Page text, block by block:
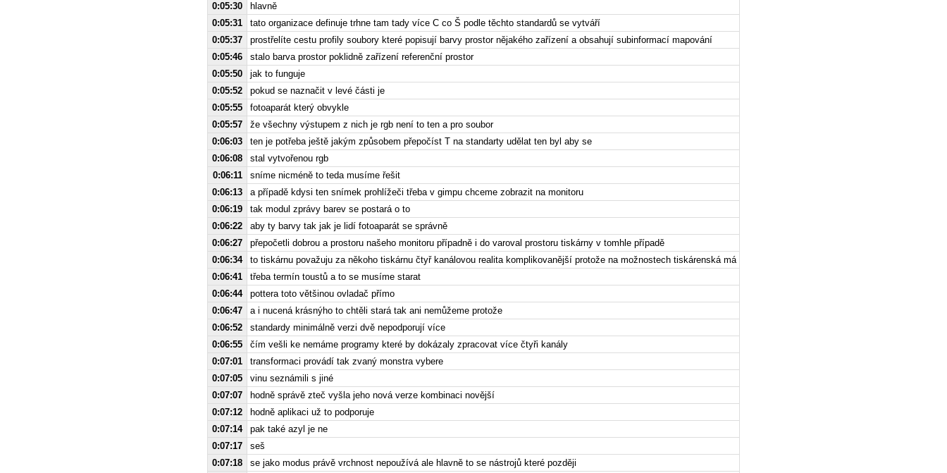
0:05:30
hlavně
0:05:31
tato organizace definuje trhne tam tady více C co Š podle těchto standardů se vytváří
0:05:37
prostřelíte cestu profily soubory které popisují barvy prostor nějakého zařízení a obsahují subinformací mapování
0:05:46
stalo barva prostor poklidně zařízení referenční prostor
0:05:50
jak to funguje
0:05:52
pokud se naznačit v levé části je
0:05:55
fotoaparát který obvykle
0:05:57
že všechny výstupem z nich je rgb není to ten a pro soubor
0:06:03
ten je potřeba ještě jakým způsobem přepočíst T na standarty udělat ten byl aby se
0:06:08
stal vytvořenou rgb
0:06:11
sníme nicméně to teda musíme řešit
0:06:13
a případě kdysi ten snímek prohlížeči třeba v gimpu chceme zobrazit na monitoru
0:06:19
tak modul zprávy barev se postará o to
0:06:22
aby ty barvy tak jak je lidí fotoaparát se správně
0:06:27
přepočetli dobrou a prostoru našeho monitoru případně i do varoval prostoru tiskárny v tomhle případě
0:06:34
to tiskárnu považuju za někoho tiskárnu čtyř kanálovou realita komplikovanější protože na možnostech tiskárenská má
0:06:41
třeba termín toustů a to se musíme starat
0:06:44
pottera toto většinou ovladač přímo
0:06:47
a i nucená krásnýho to chtěli stará tak ani nemůžeme protože
0:06:52
standardy minimálně verzi dvě nepodporují více
0:06:55
čím vešli ke nemáme programy které by dokázaly zpracovat více čtyři kanály
0:07:01
transformaci provádí tak zvaný monstra vybere
0:07:05
vinu seznámili s jiné
0:07:07
hodně správě zteč vyšla jeho nová verze kombinaci novější
0:07:12
hodně aplikaci už to podporuje
0:07:14
pak také azyl je ne
0:07:17
seš
0:07:18
se jako modus právě vrchnost nepoužívá ale hlavně to se nástrojů které později